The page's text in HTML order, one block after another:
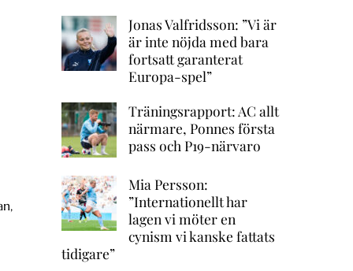
Jonas Valfridsson: ”Vi är
är inte nöjda med bara
fortsatt garanterat
Europa-spel”
Träningsrapport: AC allt
närmare, Ponnes första
pass och P19-närvaro
Mia Persson:
”Internationellt har
lagen vi möter en
cynism vi kanske fattats
tidigare”